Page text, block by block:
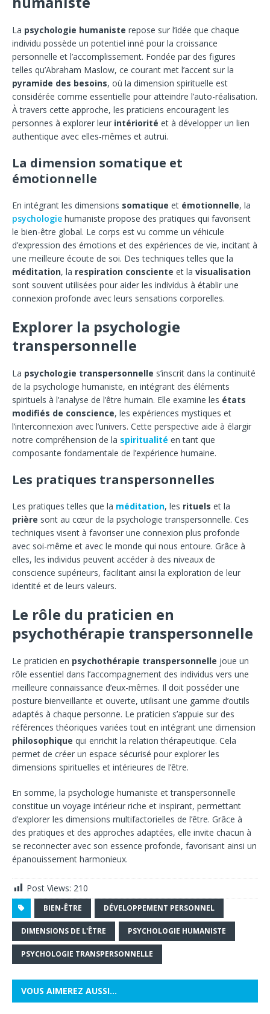
La psychologie humaniste repose sur l’idée que chaque
individu possède un potentiel inné pour la croissance
personnelle et l’accomplissement. Fondée par des figures
telles qu’Abraham Maslow, ce courant met l’accent sur la
pyramide des besoins, où la dimension spirituelle est
considérée comme essentielle pour atteindre l’auto-réalisation.
À travers cette approche, les praticiens encouragent les
personnes à explorer leur intériorité et à développer un lien
authentique avec elles-mêmes et autrui.
La dimension somatique et
émotionnelle
En intégrant les dimensions somatique et émotionnelle, la
psychologie humaniste propose des pratiques qui favorisent
le bien-être global. Le corps est vu comme un véhicule
d’expression des émotions et des expériences de vie, incitant à
une meilleure écoute de soi. Des techniques telles que la
méditation, la respiration consciente et la visualisation
sont souvent utilisées pour aider les individus à établir une
connexion profonde avec leurs sensations corporelles.
Explorer la psychologie
transpersonnelle
La psychologie transpersonnelle s’inscrit dans la continuité
de la psychologie humaniste, en intégrant des éléments
spirituels à l’analyse de l’être humain. Elle examine les états
modifiés de conscience, les expériences mystiques et
l’interconnexion avec l’univers. Cette perspective aide à élargir
notre compréhension de la spiritualité en tant que
composante fondamentale de l’expérience humaine.
Les pratiques transpersonnelles
Les pratiques telles que la méditation, les rituels et la
prière sont au cœur de la psychologie transpersonnelle. Ces
techniques visent à favoriser une connexion plus profonde
avec soi-même et avec le monde qui nous entoure. Grâce à
elles, les individus peuvent accéder à des niveaux de
conscience supérieurs, facilitant ainsi la exploration de leur
identité et de leurs valeurs.
Le rôle du praticien en
psychothérapie transpersonnelle
Le praticien en psychothérapie transpersonnelle joue un
rôle essentiel dans l’accompagnement des individus vers une
meilleure connaissance d’eux-mêmes. Il doit posséder une
posture bienveillante et ouverte, utilisant une gamme d’outils
adaptés à chaque personne. Le praticien s’appuie sur des
références théoriques variées tout en intégrant une dimension
philosophique qui enrichit la relation thérapeutique. Cela
permet de créer un espace sécurisé pour explorer les
dimensions spirituelles et intérieures de l’être.
En somme, la psychologie humaniste et transpersonnelle
constitue un voyage intérieur riche et inspirant, permettant
d’explorer les dimensions multifactorielles de l’être. Grâce à
des pratiques et des approches adaptées, elle invite chacun à
se reconnecter avec son essence profonde, favorisant ainsi un
épanouissement harmonieux.
Post Views: 210
BIEN-ÊTRE DÉVELOPPEMENT PERSONNEL
DIMENSIONS DE L'ÊTRE PSYCHOLOGIE HUMANISTE
PSYCHOLOGIE TRANSPERSONNELLE
VOUS AIMEREZ AUSSI…